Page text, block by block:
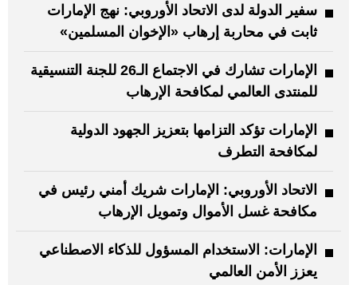
سفير الدولة لدى الاتحاد الأوروبي: نهج الإمارات
ثابت في محاربة إرهاب «الإخوان المسلمين»
الإمارات تشارك في الاجتماع الـ26 للجنة التنسيقية
للمنتدى العالمي لمكافحة الإرهاب
الإمارات تؤكد التزامها بتعزيز الجهود الدولية
لمكافحة التطرف
الاتحاد الأوروبي: الإمارات شريك أمني رئيس في
مكافحة غسل الأموال وتمويل الإرهاب
الإمارات: الاستخدام المسؤول للذكاء الاصطناعي
يعزز الأمن العالمي